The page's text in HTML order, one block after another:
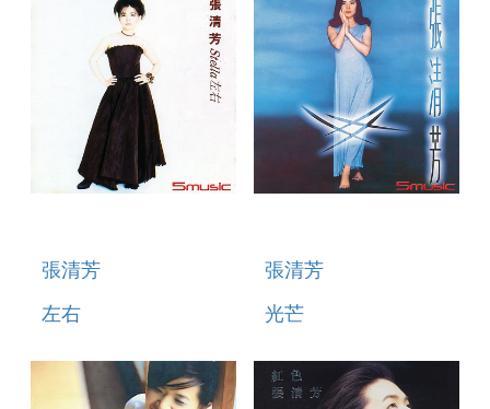
張清芳
左右
張清芳
光芒